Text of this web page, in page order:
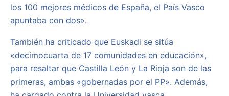
los 100 mejores médicos de España, el País Vasco
apuntaba con dos».
También ha criticado que Euskadi se sitúa
«decimocuarta de 17 comunidades en educación»,
para resaltar que Castilla León y La Rioja son de las
primeras, ambas «gobernadas por el PP». Además,